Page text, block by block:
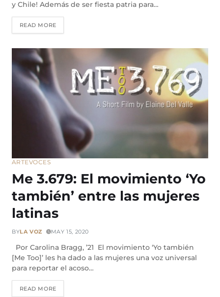
y Chile! Además de ser fiesta patria para…
READ MORE
ARTEVOCES
Me 3.679: El movimiento ‘Yo
también’ entre las mujeres
latinas
BYLA VOZ MAY 15, 2020
Por Carolina Bragg, ’21 El movimiento ‘Yo también
[Me Too]’ les ha dado a las mujeres una voz universal
para reportar el acoso…
READ MORE